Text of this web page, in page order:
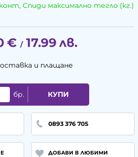
Спиди максимално тегло (кг.)
€ / 17.99 лв.
и плащане
бр. КУПИ
0893 376 705
ДОБАВИ В ЛЮБИМИ